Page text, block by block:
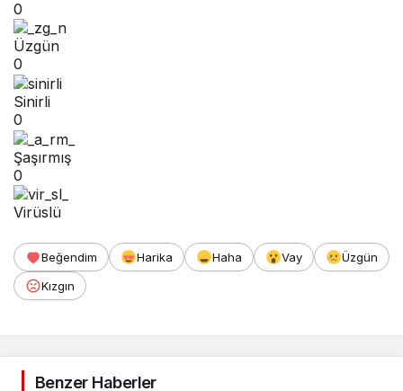
0
Üzgün
0
Sinirli
0
Şaşırmış
0
Virüslü
Beğendim Harika Haha Vay
Üzgün
Kızgın
Benzer Haberler